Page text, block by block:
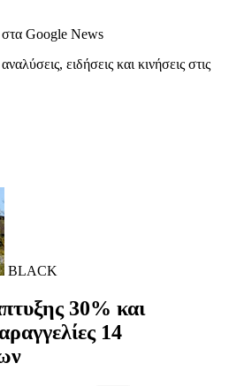
Google News
ειδήσεις και κινήσεις στις
BLACK
30% και
14